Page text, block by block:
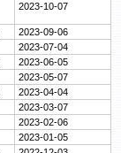
2023-10-07
2023-09-06
2023-07-04
2023-06-05
2023-05-07
2023-04-04
2023-03-07
2023-02-06
2023-01-05